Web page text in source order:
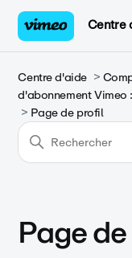
Centre
Centre d'aide
d'abonnement
Page de profil
Page